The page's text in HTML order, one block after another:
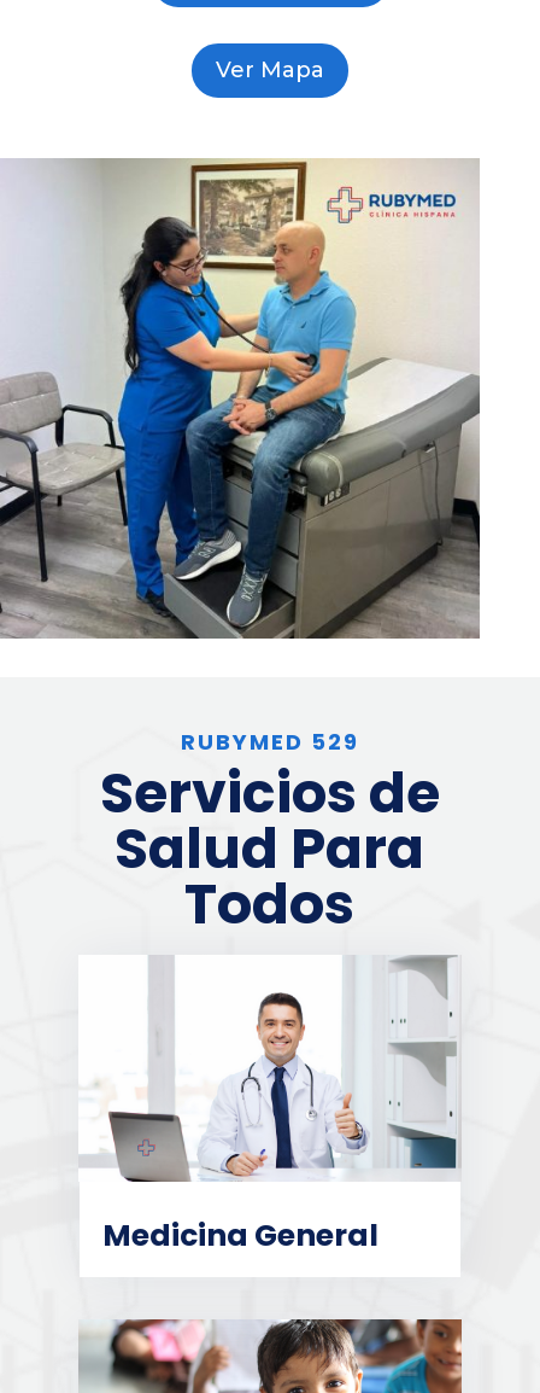
Ver Mapa
RUBYMED 529
Servicios de
Salud Para
Todos
Medicina General